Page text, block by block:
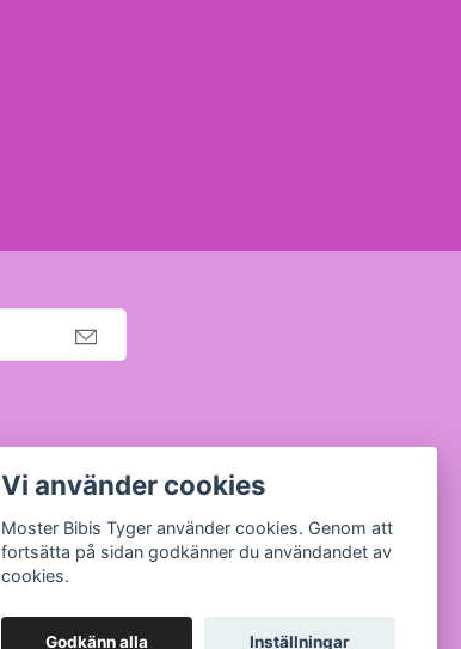
Vi använder cookies
Moster Bibis Tyger använder cookies. Genom att
fortsätta på sidan godkänner du användandet av
cookies.
Godkänn alla Inställningar